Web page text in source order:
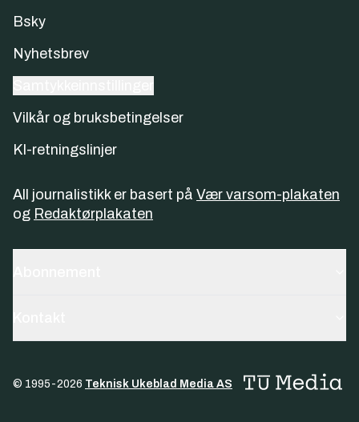
Bsky
Nyhetsbrev
Vilkår og bruksbetingelser
KI-retningslinjer
All journalistikk er basert på Vær varsom-plakaten
og Redaktørplakaten
© 1995-2026 Teknisk Ukeblad Media AS